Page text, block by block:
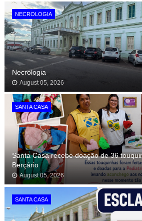
NECROLOGIA
Necrologia
August 05, 2026
SANTA CASA
Santa Casa recebe doação de 36
Berçário
August 05, 2026
SANTA CASA